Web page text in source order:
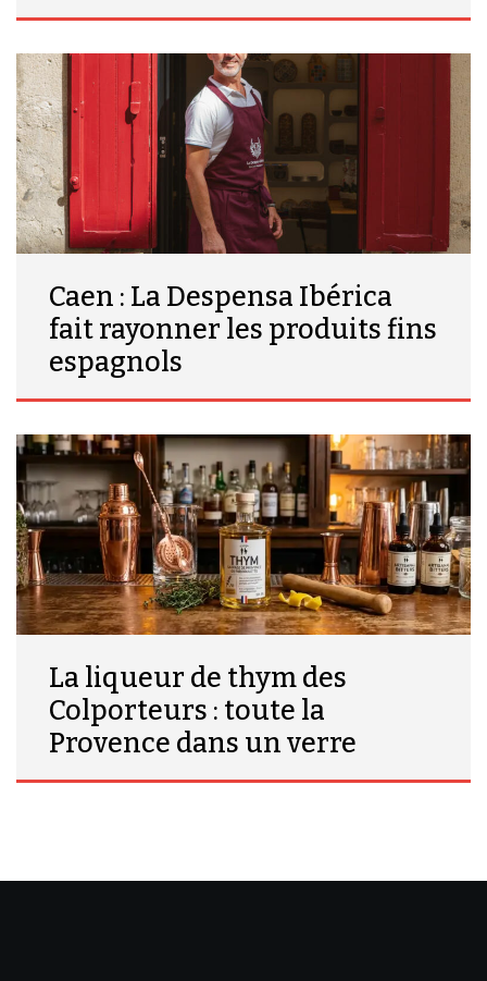
Caen : La Despensa Ibérica
fait rayonner les produits fins
espagnols
La liqueur de thym des
Colporteurs : toute la
Provence dans un verre